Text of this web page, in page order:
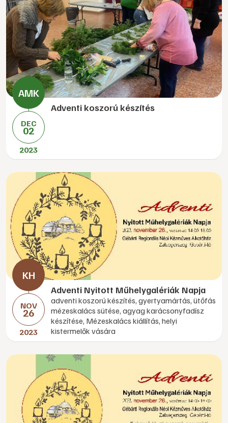
DEC
02
2023
Adventi koszorú készítés
NOV
26
2023
Adventi Nyitott Műhelygalériák Napja
adventi koszorú készítés, gyertyamártás, ütőfás
mézeskalács sütése, agyag karácsonyfadísz
készítése, Mézeskalács kiállítás, helyi
kistermelők vására